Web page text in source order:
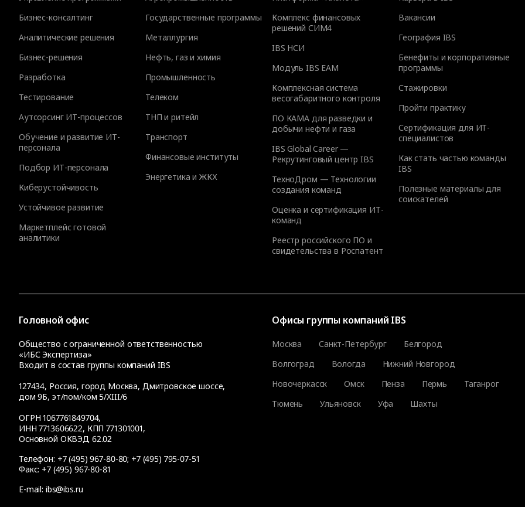
Бизнес-консалтинг
Аналитические решения
Бизнес-решения
Разработка
Тестирование
Аутсорсинг ИТ-процессов
Обучение и развитие ИТ-
персонала
Подбор ИТ-персонала
Киберустойчивость
Устойчивое развитие
Маркетплейс готовой
аналитики
Государственные программы
Металлургия
Нефть, газ и химия
Промышленность
Телеком
ТНП и ритейл
Транспорт
Финансовые институты
Энергетика и ЖКХ
Комплекс финансовых
решений СИМ4
IBS НСИ
Модуль IBS EAM
Комплексная система
весогабаритного контроля
ПО КАМА для разведки и
добычи нефти и газа
IBS Global Career —
Рекрутинговый центр IBS
ТехноДром — Технологии
создания команд
Оценка и сертификация ИТ-
команд
Реестр российского ПО и
свидетельства в Роспатент
Вакансии
География IBS
Бенефиты и корпоративные
программы
Стажировки
Пройти практику
Сертификация для ИТ-
специалистов
Как стать частью команды
IBS
Полезные материалы для
соискателей
Головной офис
Общество с ограниченной ответственностью
«ИБС Экспертиза»
Входит в состав группы компаний IBS
127434, Россия, город Москва, Дмитровское шоссе,
дом 9Б, эт/пом/ком 5/XIII/6
ОГРН 1067761849704,
ИНН 7713606622, КПП 771301001,
Основной ОКВЭД 62.02
Телефон: +7 (495) 967-80-80; +7 (495) 795-07-51
Факс: +7 (495) 967-80-81
E-mail: ibs@ibs.ru
Офисы группы компаний IBS
Москва Санкт-Петербург
Белгород
Волгоград
Вологда
Нижний Новгород
Новочеркасск
Омск Пенза Пермь
Таганрог
Тюмень
Ульяновск Уфа Шахты